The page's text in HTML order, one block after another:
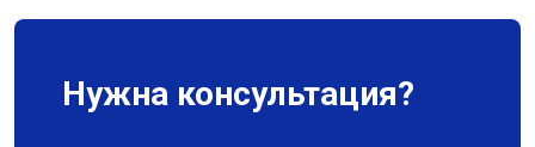
Нужна консультация?